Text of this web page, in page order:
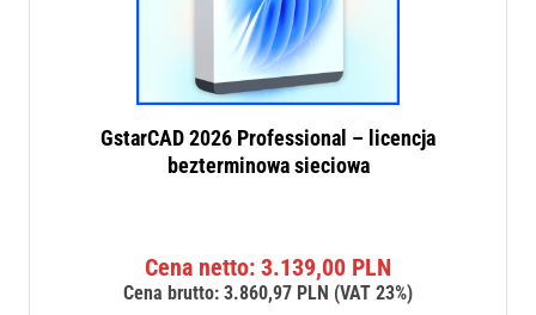
GstarCAD 2026 Professional – licencja
bezterminowa sieciowa
Cena netto:3.139,00 PLN
Cena brutto:3.860,97 PLN (VAT 23%)